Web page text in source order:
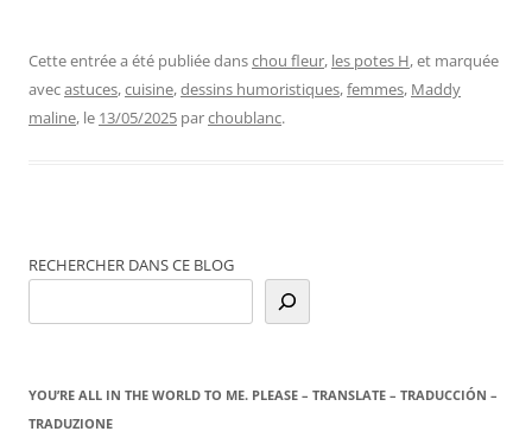
Cette entrée a été publiée danschou fleur, les potes H, et marquée
avecastuces,cuisine,dessins humoristiques,femmes, Maddy
maline, le 13/05/2025 parchoublanc.
RECHERCHER DANS CE BLOG
YOU’RE ALL IN THE WORLD TO ME. PLEASE – TRANSLATE – TRADUCCIÓN –
TRADUZIONE